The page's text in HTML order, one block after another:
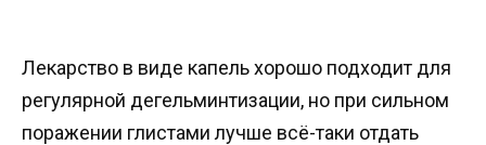
Лекарство в виде капель хорошо подходит для
регулярной дегельминтизации, но при сильном
поражении глистами лучше всё-таки отдать